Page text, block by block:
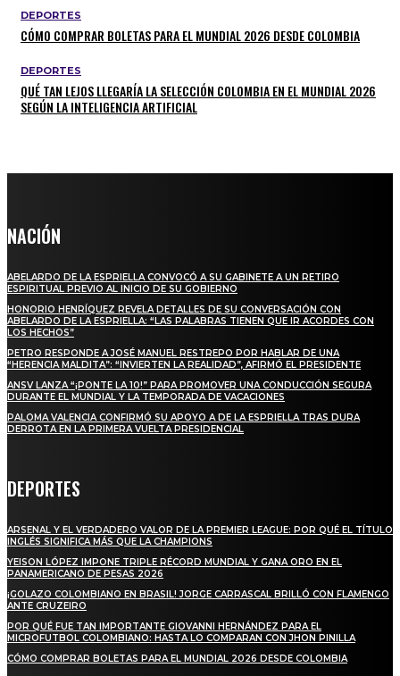
DEPORTES
CÓMO COMPRAR BOLETAS PARA EL MUNDIAL 2026 DESDE COLOMBIA
DEPORTES
QUÉ TAN LEJOS LLEGARÍA LA SELECCIÓN COLOMBIA EN EL MUNDIAL 2026
SEGÚN LA INTELIGENCIA ARTIFICIAL
NACIÓN
ABELARDO DE LA ESPRIELLA CONVOCÓ A SU GABINETE A UN RETIRO
ESPIRITUAL PREVIO AL INICIO DE SU GOBIERNO
HONORIO HENRÍQUEZ REVELA DETALLES DE SU CONVERSACIÓN CON
ABELARDO DE LA ESPRIELLA: “LAS PALABRAS TIENEN QUE IR ACORDES CON
LOS HECHOS”
PETRO RESPONDE A JOSÉ MANUEL RESTREPO POR HABLAR DE UNA
“HERENCIA MALDITA”: “INVIERTEN LA REALIDAD”, AFIRMÓ EL PRESIDENTE
ANSV LANZA “¡PONTE LA 10!” PARA PROMOVER UNA CONDUCCIÓN SEGURA
DURANTE EL MUNDIAL Y LA TEMPORADA DE VACACIONES
PALOMA VALENCIA CONFIRMÓ SU APOYO A DE LA ESPRIELLA TRAS DURA
DERROTA EN LA PRIMERA VUELTA PRESIDENCIAL
DEPORTES
ARSENAL Y EL VERDADERO VALOR DE LA PREMIER LEAGUE: POR QUÉ EL TÍTULO
INGLÉS SIGNIFICA MÁS QUE LA CHAMPIONS
YEISON LÓPEZ IMPONE TRIPLE RÉCORD MUNDIAL Y GANA ORO EN EL
PANAMERICANO DE PESAS 2026
¡GOLAZO COLOMBIANO EN BRASIL! JORGE CARRASCAL BRILLÓ CON FLAMENGO
ANTE CRUZEIRO
POR QUÉ FUE TAN IMPORTANTE GIOVANNI HERNÁNDEZ PARA EL
MICROFUTBOL COLOMBIANO: HASTA LO COMPARAN CON JHON PINILLA
CÓMO COMPRAR BOLETAS PARA EL MUNDIAL 2026 DESDE COLOMBIA